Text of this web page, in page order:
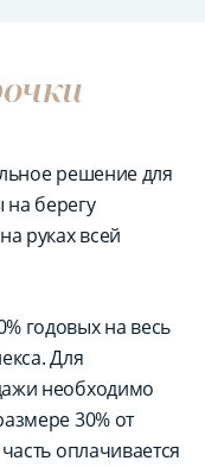
решение для
на берегу
руках всей
годовых на весь
Для
необходимо
30% от
оплачивается